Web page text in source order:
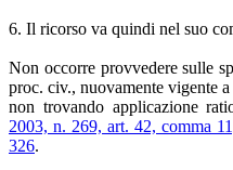
6. Il ricorso va quindi nel suo
Non occorre provvedere sulle
proc. civ., nuovamente vigente
non trovando applicazione
2003, n. 269, art. 42, comma
326.